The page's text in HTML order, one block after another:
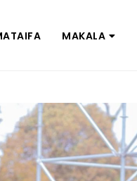
MAKALA